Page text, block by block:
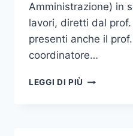
Amministrazione) in
lavori, diretti dal
presenti anche il
coordinatore…
LEGGI DI PIÙ